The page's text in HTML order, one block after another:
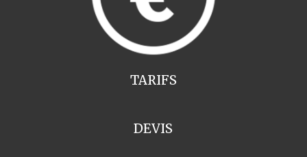
TARIFS
DEVIS